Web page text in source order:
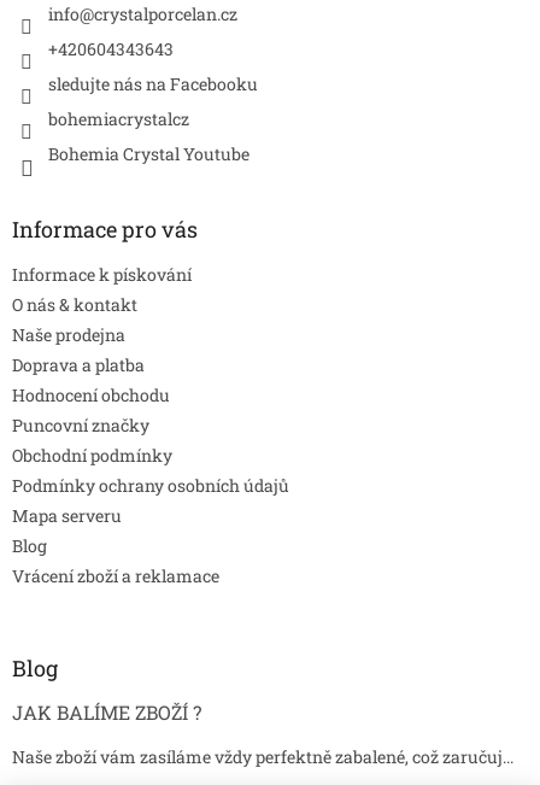
info@crystalporcelan.cz
+420604343643
sledujte nás na Facebooku
bohemiacrystalcz
Bohemia Crystal Youtube
Informace pro vás
Informace k pískování
O nás & kontakt
Naše prodejna
Doprava a platba
Hodnocení obchodu
Puncovní značky
Obchodní podmínky
Podmínky ochrany osobních údajů
Mapa serveru
Blog
Vrácení zboží a reklamace
Blog
JAK BALÍME ZBOŽÍ ?
Naše zboží vám zasíláme vždy perfektně zabalené, což zaručuj...